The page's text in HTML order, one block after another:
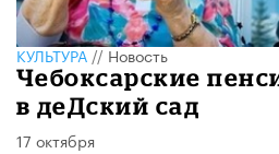
КУЛЬТУРА//Новость
Чебоксарские
в деДский сад
17 октября